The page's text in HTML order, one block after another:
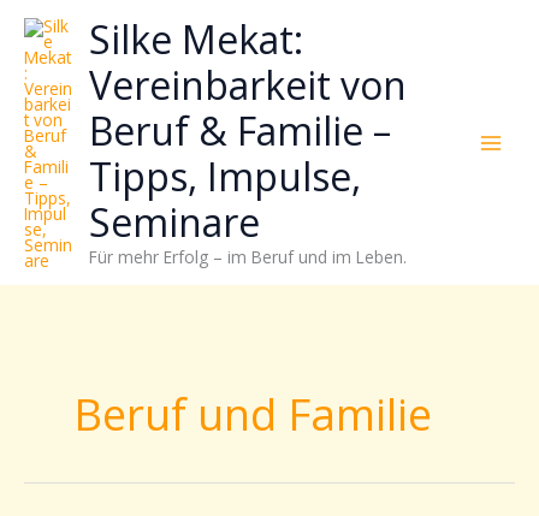
Zum
Inhalt
springen
Silke Mekat:
Vereinbarkeit von
Beruf & Familie –
Tipps, Impulse,
Seminare
Für mehr Erfolg – im Beruf und im Leben.
Beruf und Familie
wie
sich
Stress
reduzieren
Energie
gezielter
einsetzen
lässt?
Einfach